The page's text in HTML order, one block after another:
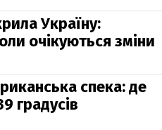
Україну:
очікуються зміни
спека: де
градусів